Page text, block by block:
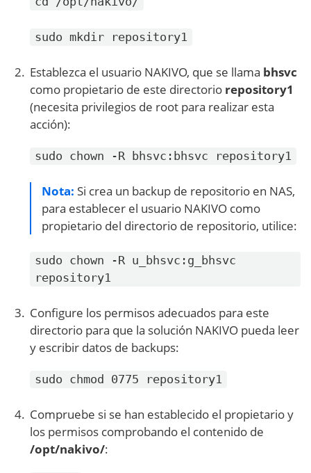
sudo mkdir repository1
Establezca el usuario NAKIVO, que se llama bhsvc
como propietario de este directorio repository1
(necesita privilegios de root para realizar esta
acción):
sudo chown -R bhsvc:bhsvc repository1
Nota: Si crea un backup de repositorio en NAS,
para establecer el usuario NAKIVO como
propietario del directorio de repositorio, utilice:
sudo chown -R u_bhsvc:g_bhsvc
repository1
Configure los permisos adecuados para este
directorio para que la solución NAKIVO pueda leer
y escribir datos de backups:
sudo chmod 0775 repository1
Compruebe si se han establecido el propietario y
los permisos comprobando el contenido de
/opt/nakivo/: